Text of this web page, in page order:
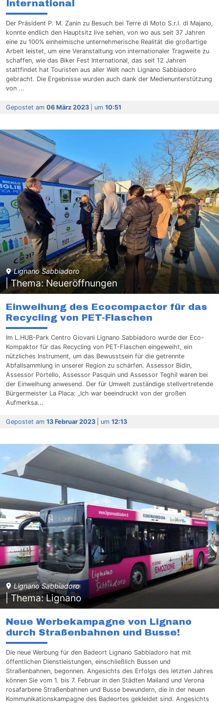
International
Der Präsident P. M. Zanin zu Besuch bei Terre di Moto S.r.l. di Majano,
konnte endlich den Hauptsitz live sehen, von wo aus seit 37 Jahren
eine zu 100% einheimische unternehmerische Realität die großartige
Arbeit leistet, um eine Veranstaltung von internationaler Tragweite zu
schaffen, wie das Biker Fest International, das seit 12 Jahren
stattfindet hat Touristen aus aller Welt nach Lignano Sabbiadoro
gebracht. Die Ergebnisse wurden auch dank der Medienunterstützung
von ...
Gepostet am 06 März 2023 | um 10:51
Lignano Sabbiadoro
| Thema: Neueröffnungen
Einweihung des Ecocompactor für das
Recycling von PET-Flaschen
Im L.HUB-Park Centro Giovani Lignano Sabbiadoro wurde der Eco-
Kompaktor für das Recycling von PET-Flaschen eingeweiht, ein
nützliches Instrument, um das Bewusstsein für die getrennte
Abfallsammlung in unserer Region zu schärfen. Assessor Bidin,
Assessor Portello, Assessor Pasquin und Assessor Teghil waren bei
der Einweihung anwesend. Der für Umwelt zuständige stellvertretende
Bürgermeister La Placa: „Ich war beeindruckt von der großen
Aufmerksa...
Gepostet am 13 Februar 2023 | um 12:13
Lignano Sabbiadoro
| Thema: Lignano
Neue Werbekampagne von Lignano
durch Straßenbahnen und Busse!
Die neue Werbung für den Badeort Lignano Sabbiadoro hat mit
öffentlichen Dienstleistungen, einschließlich Bussen und
Straßenbahnen, begonnen. Angesichts des Erfolgs des letzten Jahres
können Sie vom 1. bis 7. Februar in den Städten Mailand und Verona
rosafarbene Straßenbahnen und Busse bewundern, die in der neuen
Kommunikationskampagne des Badeortes gekleidet sind. Angesichts